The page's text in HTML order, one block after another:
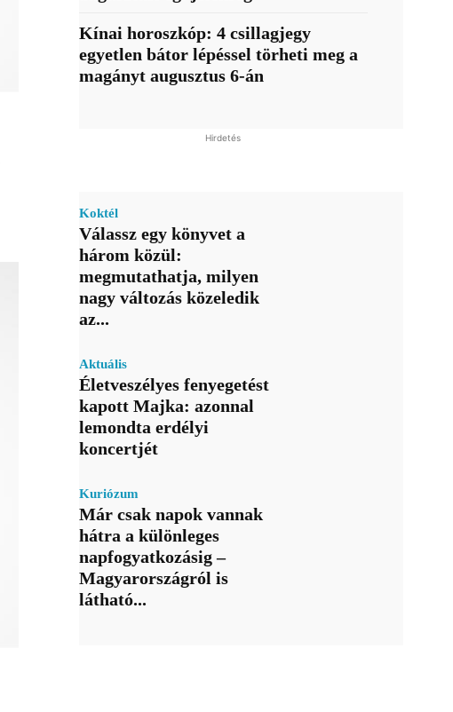
Kínai horoszkóp: 4 csillagjegy
egyetlen bátor lépéssel törheti meg a
magányt augusztus 6-án
Hirdetés
Koktél
Válassz egy könyvet a
három közül:
megmutathatja, milyen
nagy változás közeledik
az...
Aktuális
Életveszélyes fenyegetést
kapott Majka: azonnal
lemondta erdélyi
koncertjét
Kuriózum
Már csak napok vannak
hátra a különleges
napfogyatkozásig –
Magyarországról is
látható...